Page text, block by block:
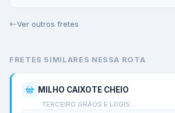
Ver outros fretes
FRETES SIMILARES NESSA ROTA
MILHO CAIXOTE CHEIO
TERCEIRO GRÃOS E LOGÍS…